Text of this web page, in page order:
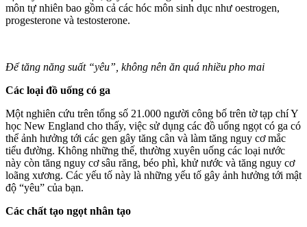
môn tự nhiên bao gồm cả các hóc môn sinh dục như oestrogen,
progesterone và testosterone.
Để tăng năng suất “yêu”, không nên ăn quá nhiều pho mai
Các loại đồ uống có ga
Một nghiên cứu trên tổng số 21.000 người công bố trên tờ tạp chí Y
học New England cho thấy, việc sử dụng các đồ uống ngọt có ga có
thể ảnh hưởng tới các gen gây tăng cân và làm tăng nguy cơ mắc
tiểu đường. Không những thế, thường xuyên uống các loại nước
này còn tăng nguy cơ sâu răng, béo phì, khử nước và tăng nguy cơ
loãng xương. Các yếu tố này là những yếu tố gây ảnh hưởng tới mật
độ “yêu” của bạn.
Các chất tạo ngọt nhân tạo